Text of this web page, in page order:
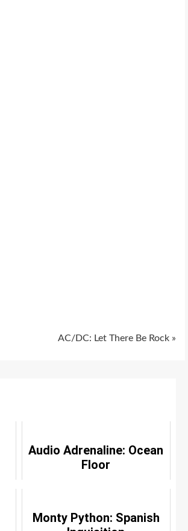
AC/DC: Let There Be Rock »
Audio Adrenaline: Ocean
Floor
Monty Python: Spanish